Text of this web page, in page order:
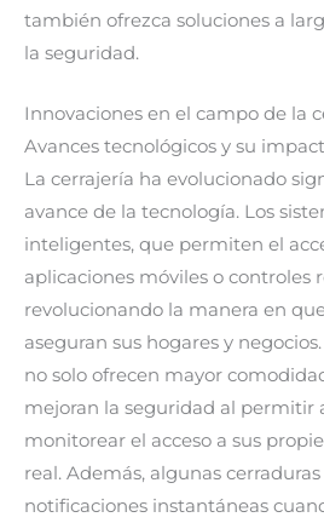
también ofrezca soluciones a
la seguridad.
Innovaciones en el campo de la
Avances tecnológicos y su
La cerrajería ha evolucionado
avance de la tecnología. Los
inteligentes, que permiten el
aplicaciones móviles o controles
revolucionando la manera en
aseguran sus hogares y
no solo ofrecen mayor
mejoran la seguridad al permitir
monitorear el acceso a sus
real. Además, algunas
notificaciones instantáneas